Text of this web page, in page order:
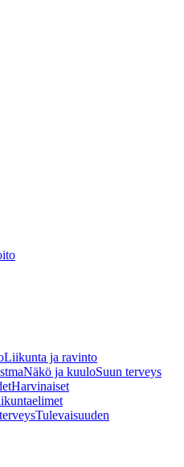
Liikunta ja ravinto
Näkö ja kuuloSuun terveys
Harvinaiset
Tulevaisuuden